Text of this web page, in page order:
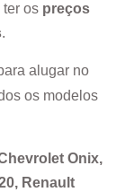
ter os preços
.
alugar no
os modelos
Onix,
Renault